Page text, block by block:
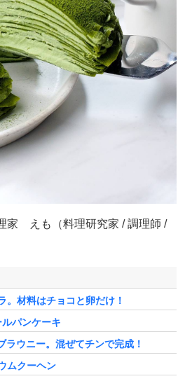
家 えも（料理研究家 / 調理師 /
。材料はチョコと卵だけ！
パンケーキ
ラウニー。混ぜてチンで完成！
ムクーヘン